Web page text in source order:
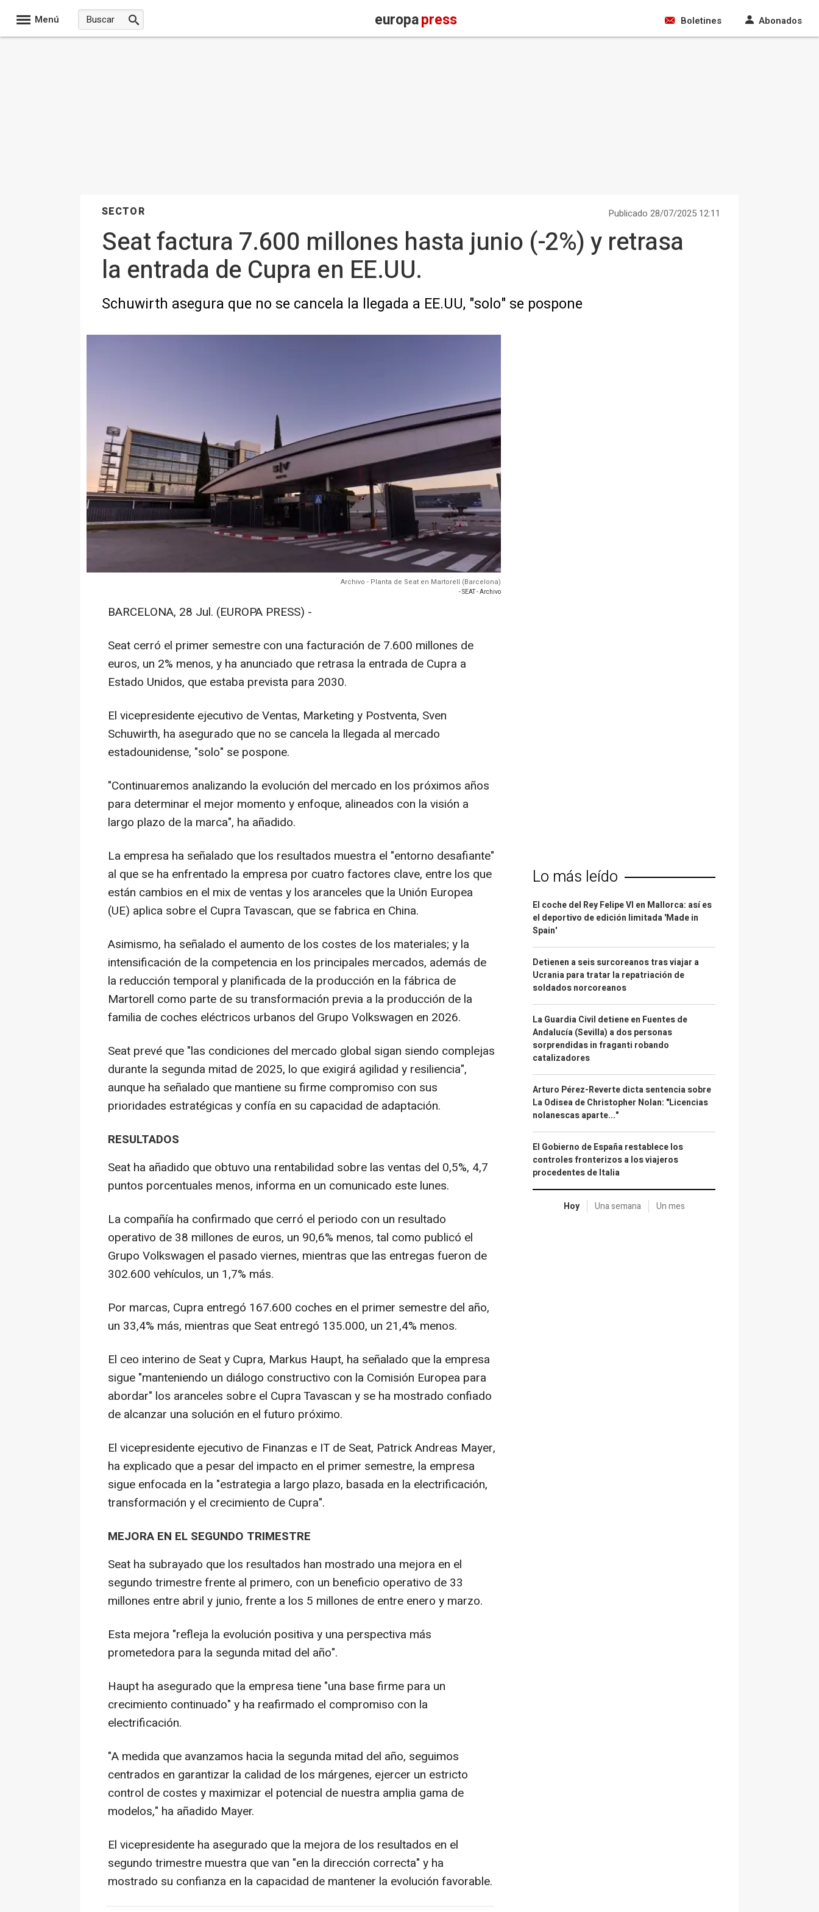
Menú europapress Boletines Abonados
SECTOR Publicado 28/07/2025 12:11
Seat factura 7.600 millones hasta junio (-2%) y retrasa
la entrada de Cupra en EE.UU.
Schuwirth asegura que no se cancela la llegada a EE.UU, "solo" se pospone
Archivo - Planta de Seat en Martorell (Barcelona)
- SEAT - Archivo
BARCELONA, 28 Jul. (EUROPA PRESS) -
Seat cerró el primer semestre con una facturación de 7.600 millones de
euros, un 2% menos, y ha anunciado que retrasa la entrada de Cupra a
Estado Unidos, que estaba prevista para 2030.
El vicepresidente ejecutivo de Ventas, Marketing y Postventa, Sven
Schuwirth, ha asegurado que no se cancela la llegada al mercado
estadounidense, "solo" se pospone.
"Continuaremos analizando la evolución del mercado en los próximos años
para determinar el mejor momento y enfoque, alineados con la visión a
largo plazo de la marca", ha añadido.
La empresa ha señalado que los resultados muestra el "entorno desafiante"
al que se ha enfrentado la empresa por cuatro factores clave, entre los que
están cambios en el mix de ventas y los aranceles que la Unión Europea
(UE) aplica sobre el Cupra Tavascan, que se fabrica en China.
Asimismo, ha señalado el aumento de los costes de los materiales; y la
intensificación de la competencia en los principales mercados, además de
la reducción temporal y planificada de la producción en la fábrica de
Martorell como parte de su transformación previa a la producción de la
familia de coches eléctricos urbanos del Grupo Volkswagen en 2026.
Seat prevé que "las condiciones del mercado global sigan siendo complejas
durante la segunda mitad de 2025, lo que exigirá agilidad y resiliencia",
aunque ha señalado que mantiene su firme compromiso con sus
prioridades estratégicas y confía en su capacidad de adaptación.
RESULTADOS
Seat ha añadido que obtuvo una rentabilidad sobre las ventas del 0,5%, 4,7
puntos porcentuales menos, informa en un comunicado este lunes.
La compañía ha confirmado que cerró el periodo con un resultado
operativo de 38 millones de euros, un 90,6% menos, tal como publicó el
Grupo Volkswagen el pasado viernes, mientras que las entregas fueron de
302.600 vehículos, un 1,7% más.
Por marcas, Cupra entregó 167.600 coches en el primer semestre del año,
un 33,4% más, mientras que Seat entregó 135.000, un 21,4% menos.
El ceo interino de Seat y Cupra, Markus Haupt, ha señalado que la empresa
sigue "manteniendo un diálogo constructivo con la Comisión Europea para
abordar" los aranceles sobre el Cupra Tavascan y se ha mostrado confiado
de alcanzar una solución en el futuro próximo.
El vicepresidente ejecutivo de Finanzas e IT de Seat, Patrick Andreas Mayer,
ha explicado que a pesar del impacto en el primer semestre, la empresa
sigue enfocada en la "estrategia a largo plazo, basada en la electrificación,
transformación y el crecimiento de Cupra".
MEJORA EN EL SEGUNDO TRIMESTRE
Seat ha subrayado que los resultados han mostrado una mejora en el
segundo trimestre frente al primero, con un beneficio operativo de 33
millones entre abril y junio, frente a los 5 millones de entre enero y marzo.
Esta mejora "refleja la evolución positiva y una perspectiva más
prometedora para la segunda mitad del año".
Haupt ha asegurado que la empresa tiene "una base firme para un
crecimiento continuado" y ha reafirmado el compromiso con la
electrificación.
"A medida que avanzamos hacia la segunda mitad del año, seguimos
centrados en garantizar la calidad de los márgenes, ejercer un estricto
control de costes y maximizar el potencial de nuestra amplia gama de
modelos," ha añadido Mayer.
El vicepresidente ha asegurado que la mejora de los resultados en el
segundo trimestre muestra que van "en la dirección correcta" y ha
mostrado su confianza en la capacidad de mantener la evolución favorable.
Lo más leído
El coche del Rey Felipe VI en Mallorca: así es
el deportivo de edición limitada 'Made in
Spain'
Detienen a seis surcoreanos tras viajar a
Ucrania para tratar la repatriación de
soldados norcoreanos
La Guardia Civil detiene en Fuentes de
Andalucía (Sevilla) a dos personas
sorprendidas in fraganti robando
catalizadores
Arturo Pérez-Reverte dicta sentencia sobre
La Odisea de Christopher Nolan: "Licencias
nolanescas aparte..."
El Gobierno de España restablece los
controles fronterizos a los viajeros
procedentes de Italia
Hoy Una semana Un mes